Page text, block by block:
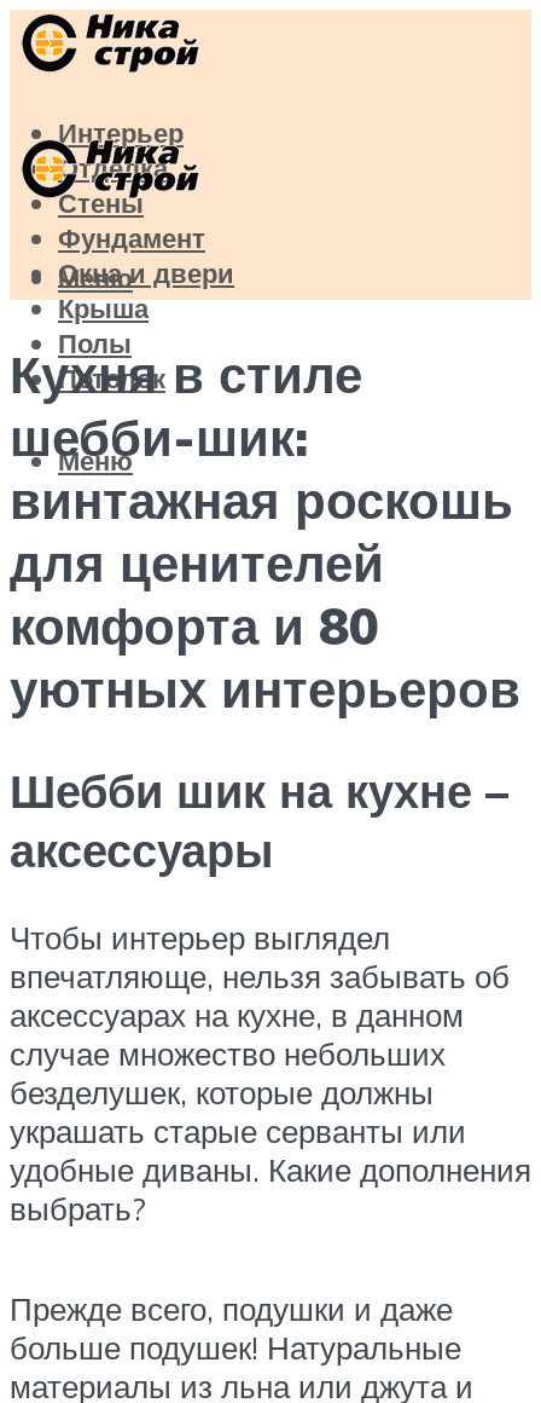
Интерьер
Отделка
Стены
Фундамент
Окна и двери
Крыша
Полы
Потолок
Меню
Меню
Кухня в стиле
шебби-шик:
винтажная роскошь
для ценителей
комфорта и 80
уютных интерьеров
Шебби шик на кухне –
аксессуары
Чтобы интерьер выглядел
впечатляюще, нельзя забывать об
аксессуарах на кухне, в данном
случае множество небольших
безделушек, которые должны
украшать старые серванты или
удобные диваны. Какие дополнения
выбрать?
Прежде всего, подушки и даже
больше подушек! Натуральные
материалы из льна или джута и